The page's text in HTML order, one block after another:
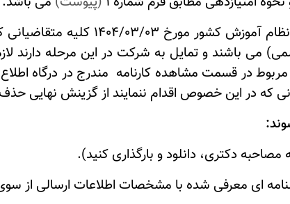
کشور مورخ 1404/03/03
کلیه
در قسمت مشاهده کارنامه مندرج در درگاه
که در این خصوص اقدام ننمایند از گزینش نهایی
ای معرفی شده با مشخصات اطلاعات ارسالی از